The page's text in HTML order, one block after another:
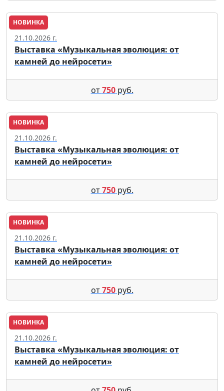
НОВИНКА
Москва
21.10.2026 г.
Выставка «Музыкальная эволюция: от
камней до нейросети»
от750руб.
НОВИНКА
Москва
21.10.2026 г.
Выставка «Музыкальная эволюция: от
камней до нейросети»
от750руб.
НОВИНКА
Москва
21.10.2026 г.
Выставка «Музыкальная эволюция: от
камней до нейросети»
от750руб.
НОВИНКА
Москва
21.10.2026 г.
Выставка «Музыкальная эволюция: от
камней до нейросети»